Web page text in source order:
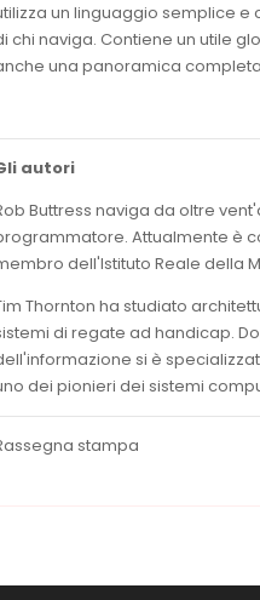
un linguaggio semplice e
chi naviga. Contiene un utile
una panoramica
autori
Buttress naviga da oltre
Attualmente è
dell'Istituto Reale della
Thornton ha studiato
di regate ad handicap.
si è
dei pionieri dei sistemi
stampa